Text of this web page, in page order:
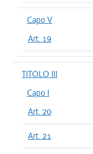
Capo V
Art. 19
TITOLO III
Capo I
Art. 20
Art. 21